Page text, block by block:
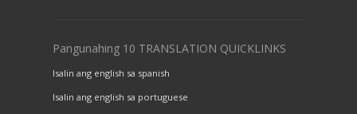
Pangunahing 10 TRANSLATION QUICKLINKS
Isalin ang english sa spanish
Isalin ang english sa portuguese